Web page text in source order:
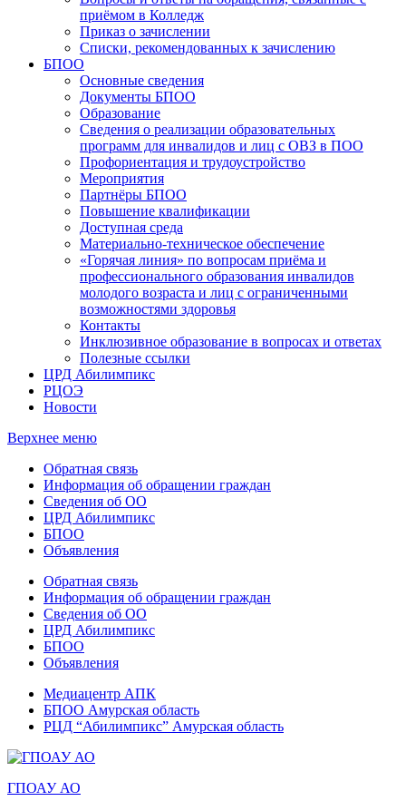
приёмом в Колледж
Приказ о зачислении
Списки, рекомендованных к зачислению
БПОО
Основные сведения
Документы БПОО
Образование
Сведения о реализации образовательных
программ для инвалидов и лиц с ОВЗ в ПОО
Профориентация и трудоустройство
Мероприятия
Партнёры БПОО
Повышение квалификации
Доступная среда
Материально-техническое обеспечение
«Горячая линия» по вопросам приёма и
профессионального образования инвалидов
молодого возраста и лиц с ограниченными
возможностями здоровья
Контакты
Инклюзивное образование в вопросах и ответах
Полезные ссылки
ЦРД Абилимпикс
РЦОЭ
Новости
Верхнее меню
Обратная связь
Информация об обращении граждан
Сведения об ОО
ЦРД Абилимпикс
БПОО
Объявления
Обратная связь
Информация об обращении граждан
Сведения об ОО
ЦРД Абилимпикс
БПОО
Объявления
Медиацентр АПК
БПОО Амурская область
РЦД “Абилимпикс” Амурская область
ГПОАУ АО